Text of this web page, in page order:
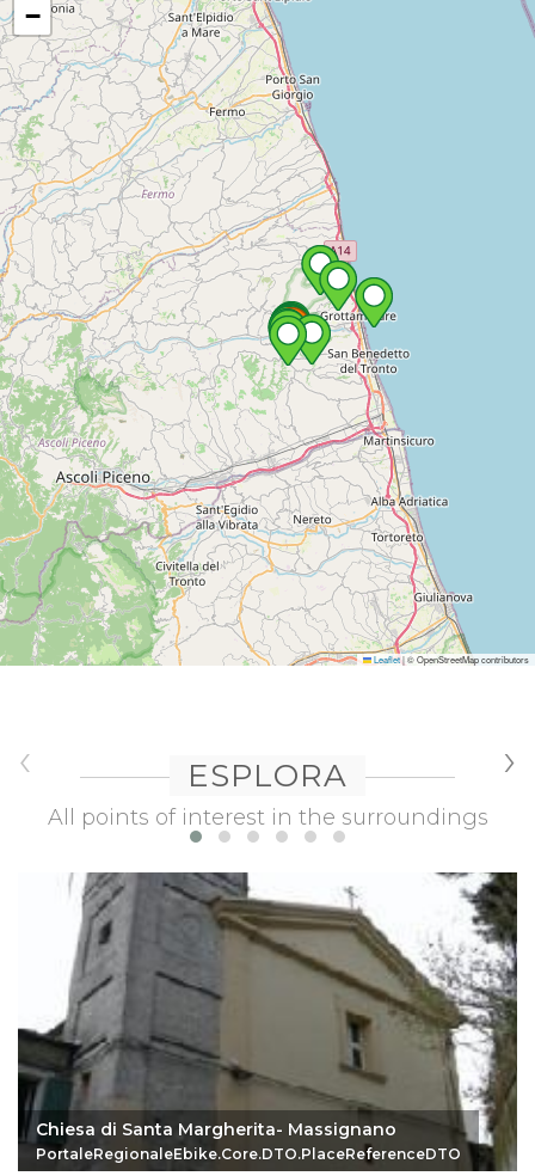
−
Leaflet|© OpenStreetMap contributors
ESPLORA
All points of interest in the surroundings
Chiesa di Santa Margherita- Massignano
PortaleRegionaleEbike.Core.DTO.PlaceReferenceDTO
‹ ›